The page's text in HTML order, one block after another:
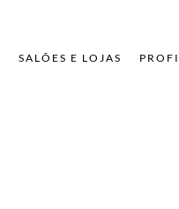
SALÕES E LOJAS